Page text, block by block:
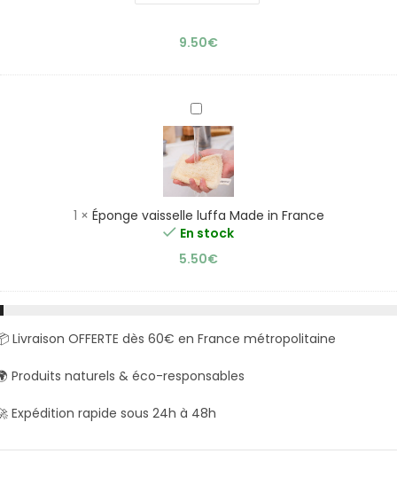
9.50€
Éponge
vaisselle
luffa
Made
in
1 × Éponge vaisselle luffa Made in France
En stock
5.50€
Livraison OFFERTE dès 60€ en France métropolitaine
Produits naturels & éco-responsables
Expédition rapide sous 24h à 48h